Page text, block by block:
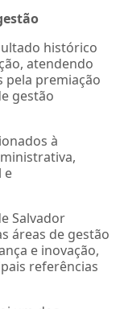
histórico
atendendo
pela premiação
gestão
à
e
Salvador
áreas de gestão
e inovação,
referências